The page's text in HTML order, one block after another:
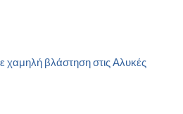
χαμηλή βλάστηση στις Αλυκές